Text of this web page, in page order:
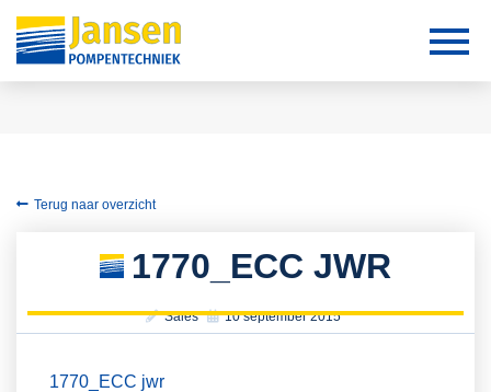
Terug naar overzicht
1770_ECC JWR
Sales 10 september 2015
1770_ECC jwr